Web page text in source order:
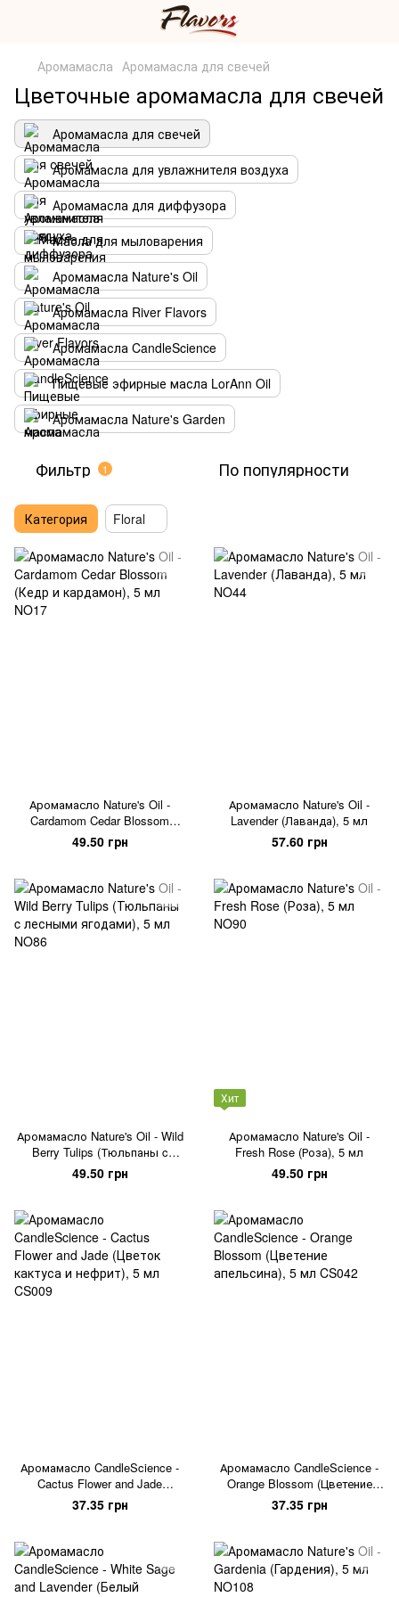
Аромамасла Аромамасла для свечей
Цветочные аромамасла для свечей
Аромамасла для свечей
Аромамасла для увлажнителя воздуха
Аромамасла для диффузора
Масла для мыловарения
Аромамасла Nature's Oil
Аромамасла River Flavors
Аромамасла CandleScience
Пищевые эфирные масла LorAnn Oil
Аромамасла Nature's Garden
Фильтр 1 По популярности
Категория Floral
Аромамасло Nature's Oil -
Cardamom Cedar Blossom
(Кедр и кардамон), 5 мл
49.50 грн
Аромамасло Nature's Oil -
Lavender (Лаванда), 5 мл
57.60 грн
Аромамасло Nature's Oil - Wild
Berry Tulips (Тюльпаны c
лесными ягодами), 5 мл
49.50 грн
Хит
Аромамасло Nature's Oil -
Fresh Rose (Роза), 5 мл
49.50 грн
Аромамасло CandleScience -
Cactus Flower and Jade
(Цветок кактуса и нефрит), 5
мл
37.35 грн
Аромамасло CandleScience -
Orange Blossom (Цветение
апельсина), 5 мл
37.35 грн